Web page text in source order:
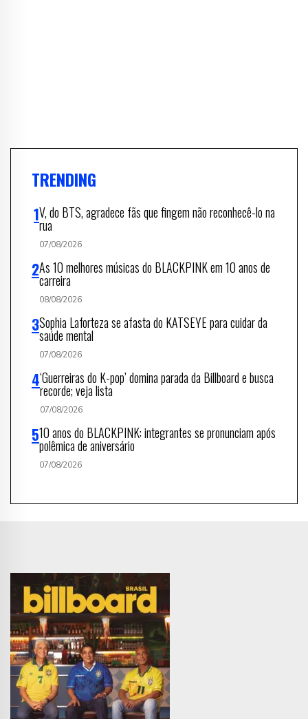
TRENDING
V, do BTS, agradece fãs que fingem não reconhecê-lo na
rua
07/08/2026
As 10 melhores músicas do BLACKPINK em 10 anos de
carreira
08/08/2026
Sophia Laforteza se afasta do KATSEYE para cuidar da
saúde mental
07/08/2026
‘Guerreiras do K-pop’ domina parada da Billboard e busca
recorde; veja lista
07/08/2026
10 anos do BLACKPINK: integrantes se pronunciam após
polêmica de aniversário
07/08/2026